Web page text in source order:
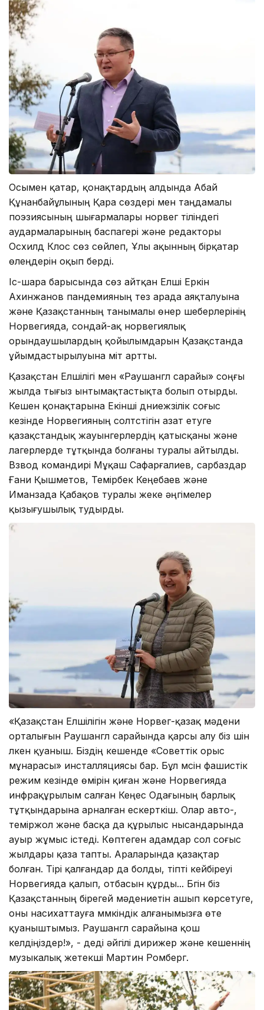
Осымен қатар, қонақтардың алдында Абай
Құнанбайұлының Қара сөздері мен таңдамалы
поэзиясының шығармалары норвег тіліндегі
аудармаларының баспагері және редакторы
Осхилд Күлос сөз сөйлеп, Ұлы ақынның бірқатар
өлеңдерін оқып берді.
Іс-шара барысында сөз айтқан Елші Еркін
Ахинжанов пандемияның тез арада аяқталуына
және Қазақстанның танымалы өнер шеберлерінің
Норвегияда, сондай-ақ норвегиялық
орындаушылардың қойылымдарын Қазақстанда
ұйымдастырылуына үміт артты.
Қазақстан Елшілігі мен «Раушангүл сарайы» соңғы
жылда тығыз ынтымақтастықта болып отырды.
Кешен қонақтарына Екінші дүниежүзілік соғыс
кезінде Норвегияның солтүстігін азат етуге
қазақстандық жауынгерлердің қатысқаны және
лагерлерде тұтқында болғаны туралы айтылды.
Взвод командирі Мұқаш Сафарғалиев, сарбаздар
Ғани Қышметов, Темірбек Кеңебаев және
Иманзада Қабақов туралы жеке әңгімелер
қызығушылық тудырды.
«Қазақстан Елшілігін және Норвег-қазақ мәдени
орталығын Раушангүл сарайында қарсы алу біз үшін
үлкен қуаныш. Біздің кешенде «Советтік орыс
мұнарасы» инсталляциясы бар. Бұл мүсін фашистік
режим кезінде өмірін қиған және Норвегияда
инфрақұрылым салған Кеңес Одағының барлық
тұтқындарына арналған ескерткіш. Олар авто-,
теміржол және басқа да құрылыс нысандарында
ауыр жұмыс істеді. Көптеген адамдар сол соғыс
жылдары қаза тапты. Араларында қазақтар
болған. Тірі қалғандар да болды, тіпті кейбіреуі
Норвегияда қалып, отбасын құрды... Бүгін біз
Қазақстанның бірегей мәдениетін ашып көрсетуге,
оны насихаттауға мүмкіндік алғанымызға өте
қуаныштымыз. Раушангүл сарайына қош
келдіңіздер!», - деді әйгілі дирижер және кешеннің
музыкалық жетекші Мартин Ромберг.